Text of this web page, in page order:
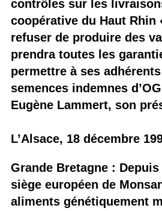
contrôles sur les
coopérative du Haut Rhin
refuser de produire des
prendra toutes les
permettre à ses
semences indemnes
Eugène Lammert, son
L’Alsace, 18 décembre
Grande Bretagne :
siège européen de
aliments génétiquement